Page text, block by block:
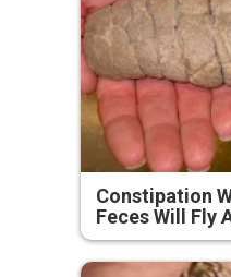
Constipation
Feces Will Fly